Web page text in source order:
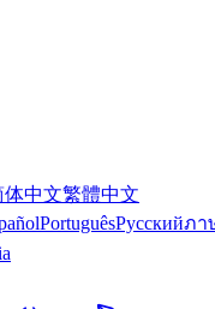
体中文繁體中文
PortuguêsРусскийภา